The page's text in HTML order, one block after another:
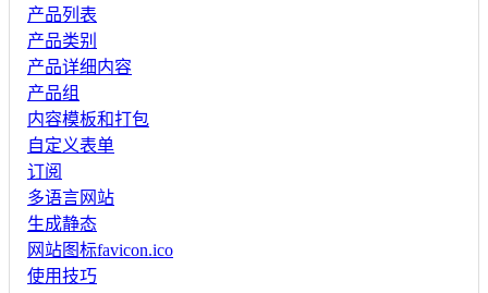
产品列表
产品类别
产品详细内容
产品组
内容模板和打包
自定义表单
订阅
多语言网站
生成静态
网站图标favicon.ico
使用技巧